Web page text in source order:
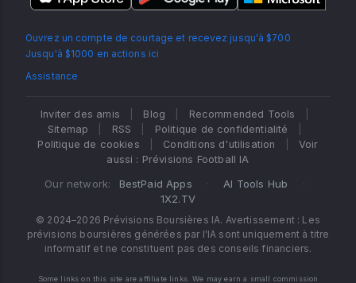
Ouvrez un compte de courtage et recevez jusqu'à $700
Jusqu'à $1000 en actions ici
Assistance
Inviter des amis Blog Recommended Tools
Sitemap
RSS Politique de confidentialité
Politique de cookies
Conditions d'utilisation
Voir
aussi : Prévisions Football IA
Our network: BestPaid Apps · AI Tools Hub
·
1X2.TV
© 2024–2026 Prévisions Boursières IA. Avertissement : Les
prévisions boursières générées par l'IA sont uniquement à titre
informatif et ne constituent pas des conseils financiers.
Some links on this site are affiliate links. We may earn a small commission